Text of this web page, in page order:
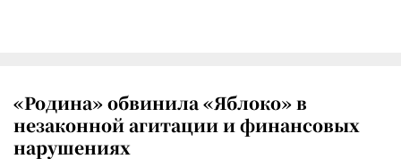
«Родина» обвинила «Яблоко» в
незаконной агитации и финансовых
нарушениях